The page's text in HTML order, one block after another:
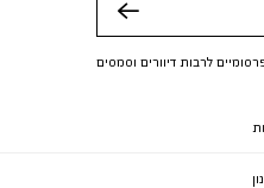
לרבות דיוורים וסמסים